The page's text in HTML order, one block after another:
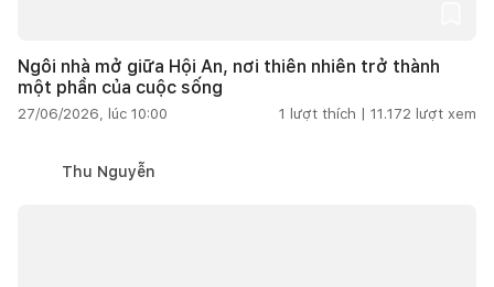
Ngôi nhà mở giữa Hội An, nơi thiên nhiên trở thành
một phần của cuộc sống
27/06/2026, lúc 10:00 1 lượt thích | 11.172 lượt xem
Thu Nguyễn